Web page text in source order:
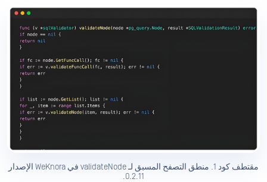
مقتطف كود 1. منطق التصفح المسبق لـ validateNode في WeKnora الإصدار
0.2.11.